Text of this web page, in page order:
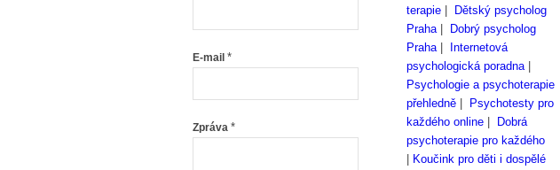
E-mail *
Zpráva *
terapie
Dětský psycholog
Praha|
Dobrý psycholog
Praha|
Internetová
psychologická poradna|
Psychologie a psychoterapie
přehledně
Psychotesty pro
každého online
Dobrá
psychoterapie pro každého
Koučink pro děti i dospělé